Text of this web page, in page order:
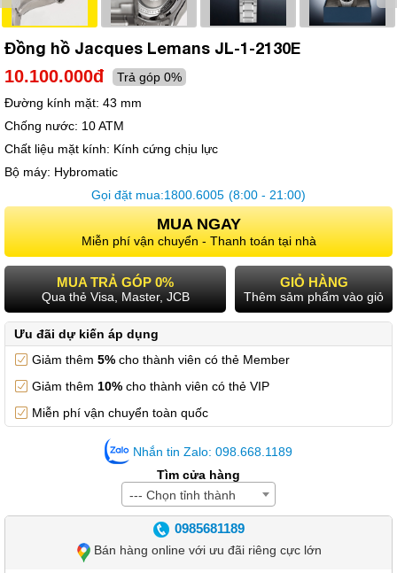
Đồng hồ Jacques Lemans JL-1-2130E
10.100.000đ
Trả góp 0%
Đường kính mặt: 43 mm
Chống nước: 10 ATM
Chất liệu mặt kính: Kính cứng chịu lực
Bộ máy: Hybromatic
Gọi đặt mua:1800.6005 (8:00 - 21:00)
MUA NGAY
Miễn phí vận chuyển - Thanh toán tại nhà
MUA TRẢ GÓP 0%
Qua thẻ Visa, Master, JCB
GIỎ HÀNG
Thêm sảm phẩm vào giỏ
Ưu đãi dự kiến áp dụng
Giảm thêm 5% cho thành viên có thẻ Member
Giảm thêm 10% cho thành viên có thẻ VIP
Miễn phí vận chuyển toàn quốc
Nhắn tin Zalo: 098.668.1189
Tìm cửa hàng
--- Chọn tỉnh thành
0985681189
Bán hàng online với ưu đãi riêng cực lớn